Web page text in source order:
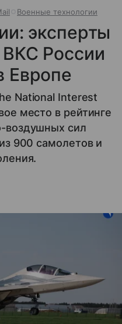
Военные технологии
эксперты
России
Европе
National Interest
место в рейтинге
воздушных сил
900 самолетов и